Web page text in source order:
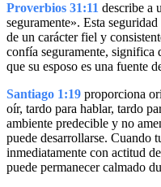
Proverbios 31:11 describe a
seguramente». Esta
de un carácter fiel y
confía seguramente, significa
que su esposo es una fuente
Santiago 1:19 proporciona
oír, tardo para hablar, tardo
ambiente predecible y no
puede desarrollarse. Cuando
inmediatamente con actitud
puede permanecer calmado